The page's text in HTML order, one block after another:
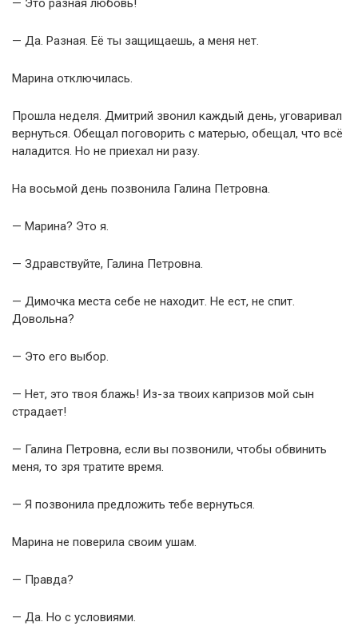
— Это разная любовь!
— Да. Разная. Её ты защищаешь, а меня нет.
Марина отключилась.
Прошла неделя. Дмитрий звонил каждый день, уговаривал
вернуться. Обещал поговорить с матерью, обещал, что всё
наладится. Но не приехал ни разу.
На восьмой день позвонила Галина Петровна.
— Марина? Это я.
— Здравствуйте, Галина Петровна.
— Димочка места себе не находит. Не ест, не спит.
Довольна?
— Это его выбор.
— Нет, это твоя блажь! Из-за твоих капризов мой сын
страдает!
— Галина Петровна, если вы позвонили, чтобы обвинить
меня, то зря тратите время.
— Я позвонила предложить тебе вернуться.
Марина не поверила своим ушам.
— Правда?
— Да. Но с условиями.